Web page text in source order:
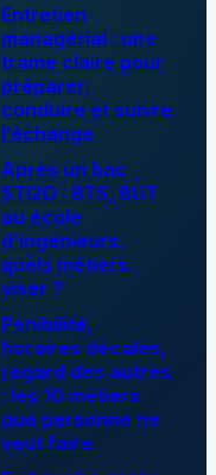
Entretien
managérial : une
trame claire pour
préparer,
conduire et suivre
l’échange
Après un bac
STI2D : BTS, BUT
ou école
d’ingénieurs,
quels métiers
viser ?
Pénibilité,
horaires décalés,
regard des autres
: les 10 métiers
que personne ne
veut faire